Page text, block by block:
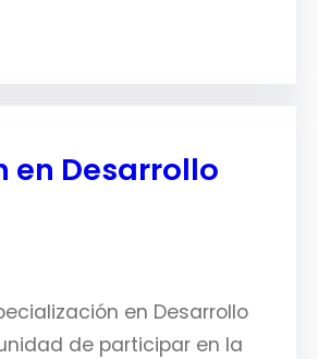
en Desarrollo
en Desarrollo
de participar en la